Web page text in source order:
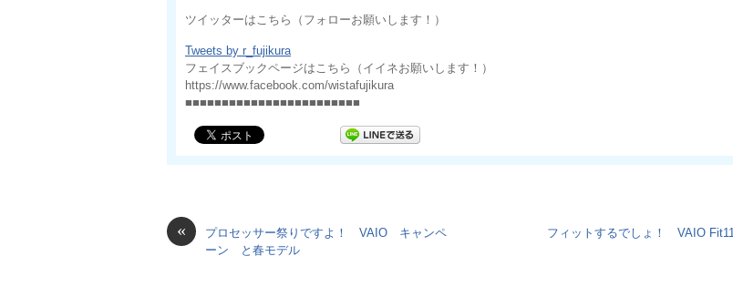
ツイッターはこちら（フォローお願いします！）
Tweets by r_fujikura
フェイスブックページはこちら（イイネお願いします！）
https://www.facebook.com/wistafujikura
■■■■■■■■■■■■■■■■■■■■■■■■
«
プロセッサー祭りですよ！ VAIO キャンペ
ーン と春モデル
フィットするでしょ！ VAIO Fit11